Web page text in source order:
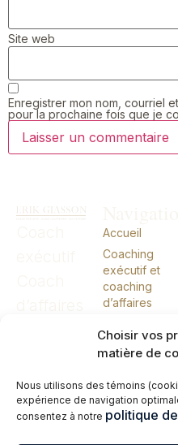
Choisir vos
matière de
Nous utilisons des témoins
expérience de navigation
consentez à notre politique
Site web
Enregistrer mon nom, courriel
pour la prochaine fois que je
Accueil
Coaching
exécutif et
coaching
d’affaires
À propos
Livres
Me joindre